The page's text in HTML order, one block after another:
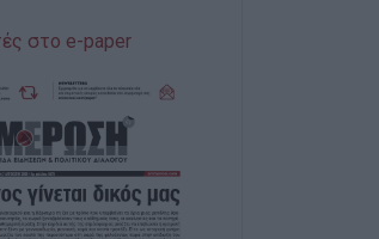
στο e-paper